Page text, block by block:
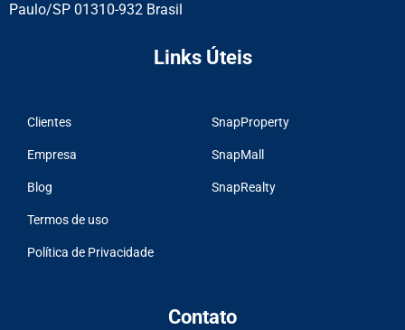
Paulo/SP 01310-932 Brasil
Links Úteis
Clientes
Empresa
Blog
Termos de uso
Política de Privacidade
SnapProperty
SnapMall
SnapRealty
Contato